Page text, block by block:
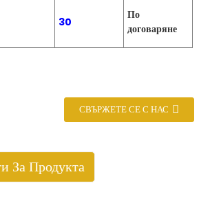
30
По
договаряне
СВЪРЖЕТЕ СЕ С НАС
За Продукта